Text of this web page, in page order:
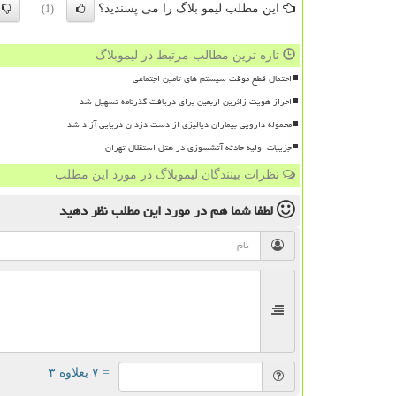
این مطلب لیمو بلاگ را می پسندید؟ (1)
تازه ترین مطالب مرتبط در لیموبلاگ
احتمال قطع موقت سیستم های تامین اجتماعی
احراز هویت زائرین اربعین برای دریافت گذرنامه تسهیل شد
محموله دارویی بیماران دیالیزی از دست دزدان دریایی آزاد شد
جزییات اولیه حادثه آتشسوزی در هتل استقلال تهران
نظرات بینندگان لیموبلاگ در مورد این مطلب
لطفا شما همدر مورد این مطلبنظر دهید
= ۷ بعلاوه ۳